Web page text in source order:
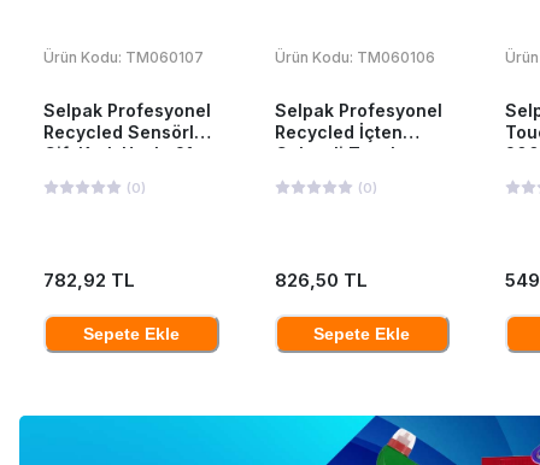
Ürün Kodu: TM060107
Selpak Profesyonel
Recycled Sensörlü
Çift Katlı Havlu 21
(0)
782,92 TL
Sepete Ekle
Ürün Kodu: TM060106
Selpak Profesyonel
Recycled İçten
Çekmeli Tuvalet
(0)
826,50 TL
Sepete Ekle